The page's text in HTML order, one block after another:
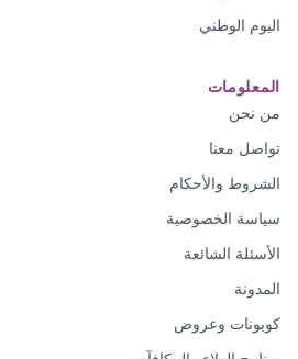
اليوم الوطني
المعلومات
من نحن
تواصل معنا
الشروط والأحكام
سياسة الخصوصية
الأسئلة الشائعة
المدونة
كوبونات وعروض